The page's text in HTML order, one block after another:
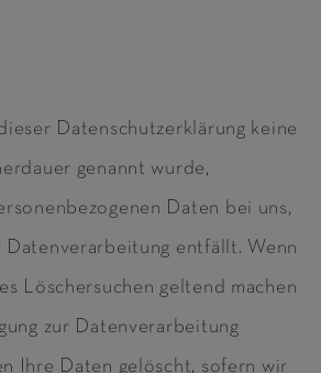
Datenschutzerklärung keine
genannt wurde,
Daten bei uns,
Datenverarbeitung entfällt. Wenn
Löschersuchen geltend machen
zur Datenverarbeitung
Ihre Daten gelöscht, sofern wir